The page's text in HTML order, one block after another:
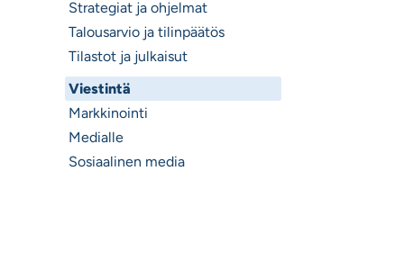
Strategiat ja ohjelmat
Talousarvio ja tilinpäätös
Tilastot ja julkaisut
Viestintä
Markkinointi
Medialle
Sosiaalinen media